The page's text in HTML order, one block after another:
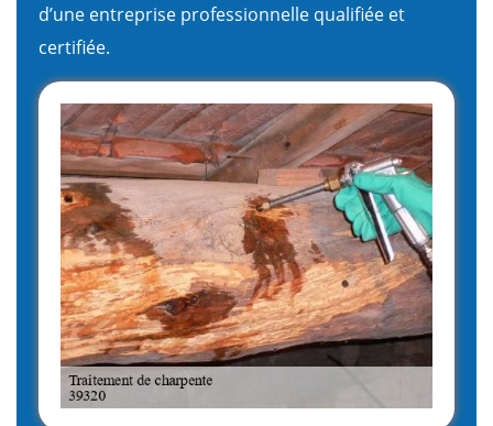
d’une entreprise professionnelle qualifiée et
certifiée.